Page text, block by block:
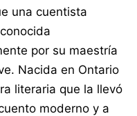
una cuentista
por su maestría
Nacida en Ontario
literaria que la llevó
moderno y a